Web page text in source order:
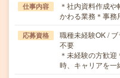
仕事内容
＊社内資料作成
かわる業務＊事
応募資格
職種未経験OK /
不要
＊未経験の方歓
時、キャリアを